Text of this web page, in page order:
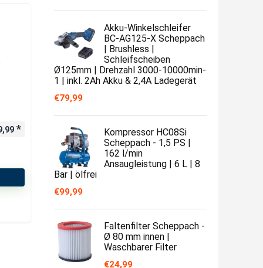
Akku-Winkelschleifer
BC-AG125-X Scheppach
| Brushless |
Schleifscheiben
Ø125mm | Drehzahl 3000-10000min-
1 | inkl. 2Ah Akku & 2,4A Ladegerät
€79,99
Kompressor HC08Si
Scheppach - 1,5 PS |
162 l/min
Ansaugleistung | 6 L | 8
Bar | ölfrei
€99,99
Faltenfilter Scheppach -
Ø 80 mm innen |
Waschbarer Filter
€24,99